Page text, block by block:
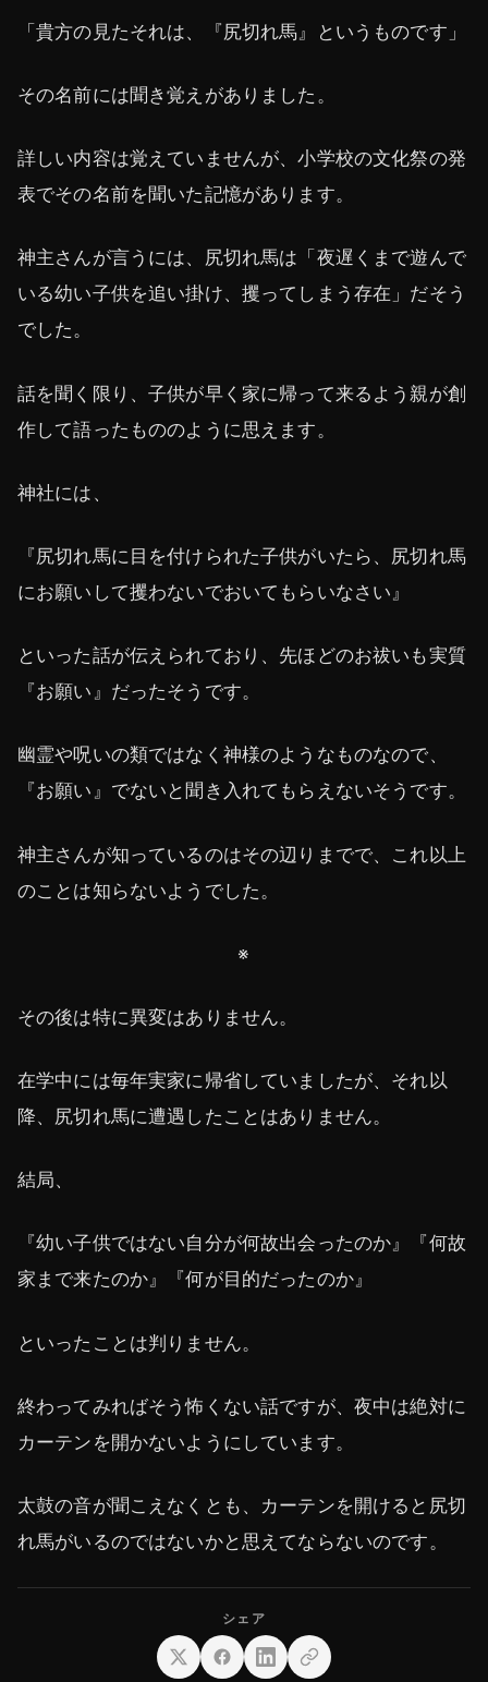
「貴方の見たそれは、『尻切れ馬』というものです」
その名前には聞き覚えがありました。
詳しい内容は覚えていませんが、小学校の文化祭の発
表でその名前を聞いた記憶があります。
神主さんが言うには、尻切れ馬は「夜遅くまで遊んで
いる幼い子供を追い掛け、攫ってしまう存在」だそう
でした。
話を聞く限り、子供が早く家に帰って来るよう親が創
作して語ったもののように思えます。
神社には、
『尻切れ馬に目を付けられた子供がいたら、尻切れ馬
にお願いして攫わないでおいてもらいなさい』
といった話が伝えられており、先ほどのお祓いも実質
『お願い』だったそうです。
幽霊や呪いの類ではなく神様のようなものなので、
『お願い』でないと聞き入れてもらえないそうです。
神主さんが知っているのはその辺りまでで、これ以上
のことは知らないようでした。
※
その後は特に異変はありません。
在学中には毎年実家に帰省していましたが、それ以
降、尻切れ馬に遭遇したことはありません。
結局、
『幼い子供ではない自分が何故出会ったのか』『何故
家まで来たのか』『何が目的だったのか』
といったことは判りません。
終わってみればそう怖くない話ですが、夜中は絶対に
カーテンを開かないようにしています。
太鼓の音が聞こえなくとも、カーテンを開けると尻切
れ馬がいるのではないかと思えてならないのです。